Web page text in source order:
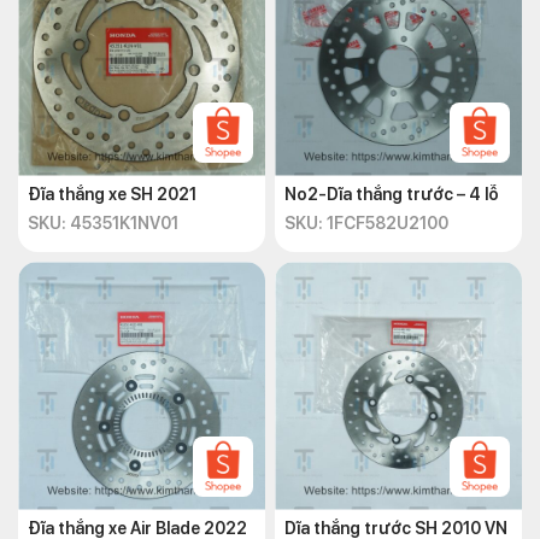
Đĩa thắng xe SH 2021
SKU: 45351K1NV01
No2-Dĩa thắng trước – 4 lỗ
SKU: 1FCF582U2100
Đĩa thắng xe Air Blade 2022
Dĩa thắng trước SH 2010 VN